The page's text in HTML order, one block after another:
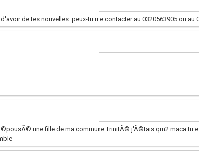
de tes nouvelles. peux-tu me contacter au 0320563905 ou au
une fille de ma commune TrinitÃ© j'Ã©tais qm2 maca tu